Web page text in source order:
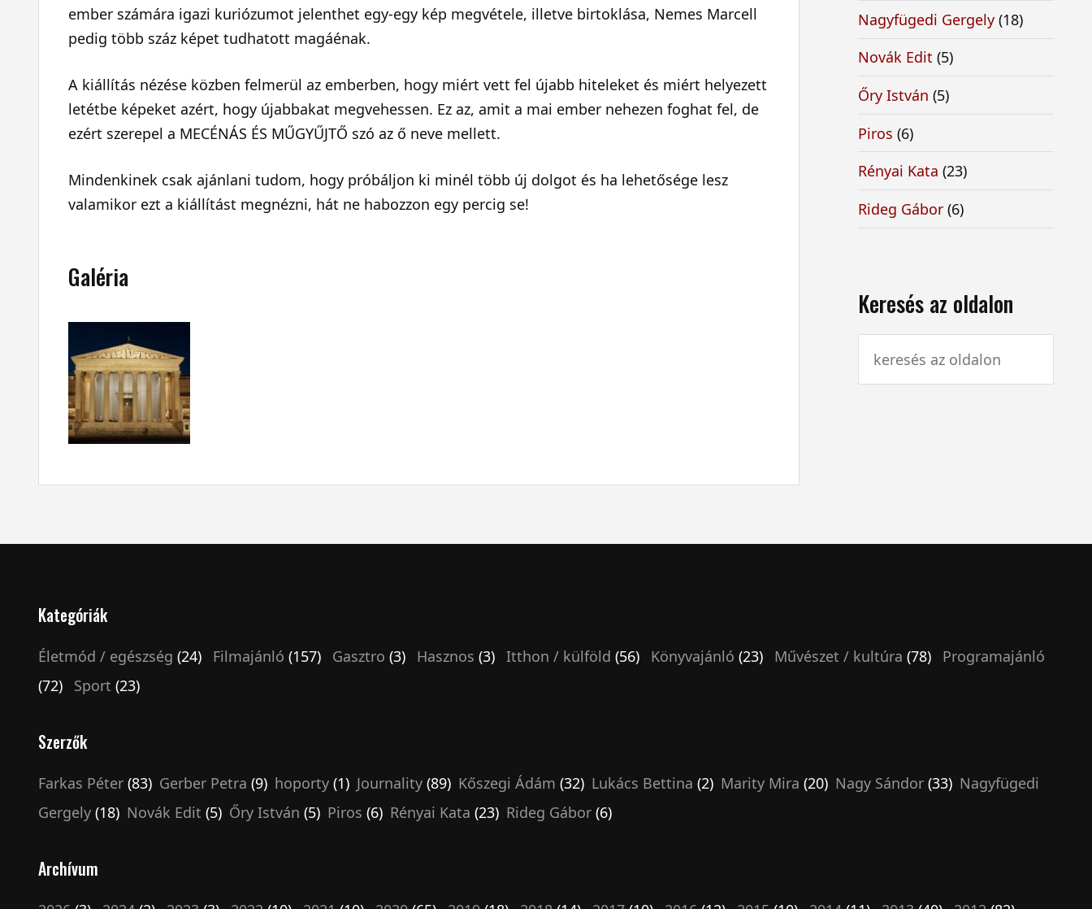
ember számára igazi kuriózumot jelenthet egy-egy kép megvétele, illetve birtoklása, Nemes Marcell
pedig több száz képet tudhatott magáénak.
A kiállítás nézése közben felmerül az emberben, hogy miért vett fel újabb hiteleket és miért helyezett
letétbe képeket azért, hogy újabbakat megvehessen. Ez az, amit a mai ember nehezen foghat fel, de
ezért szerepel a MECÉNÁS ÉS MŰGYŰJTŐ szó az ő neve mellett.
Mindenkinek csak ajánlani tudom, hogy próbáljon ki minél több új dolgot és ha lehetősége lesz
valamikor ezt a kiállítást megnézni, hát ne habozzon egy percig se!
Galéria
Nagyfügedi Gergely (18)
Novák Edit (5)
Őry István (5)
Piros (6)
Rényai Kata (23)
Rideg Gábor (6)
Keresés az oldalon
Kategóriák
Életmód / egészség (24) Filmajánló (157) Gasztro (3) Hasznos (3) Itthon / külföld (56) Könyvajánló (23) Művészet / kultúra (78)
Programajánló
(72)
Sport (23)
Szerzők
Farkas Péter (83) Gerber Petra (9) hoporty (1) Journality (89) Kőszegi Ádám (32) Lukács Bettina (2) Marity Mira (20) Nagy Sándor (33) Nagyfügedi
Gergely (18) Novák Edit (5) Őry István (5) Piros (6) Rényai Kata (23) Rideg Gábor (6)
Archívum